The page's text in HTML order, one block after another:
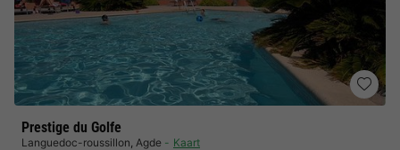
Prestige du Golfe
Languedoc-roussillon, Agde
Kaart